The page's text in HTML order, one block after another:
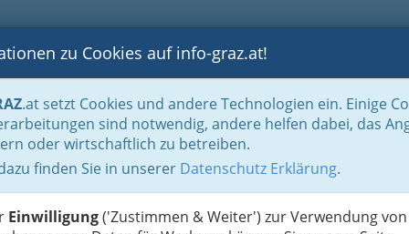
BLOGS FOTOS GASTRONOMIE BRANCHEN
zu Cookies auf info-graz.at!
.at setzt Cookies und andere Technologien ein. Einige
sind notwendig, andere helfen dabei, das
oder wirtschaftlich zu betreiben.
finden Sie in unserer Datenschutz Erklärung.
Einwilligung('Zustimmen & Weiter') zur Verwendung von
in Graz Spezielles Einkaufen und Schenken Landesprodukte